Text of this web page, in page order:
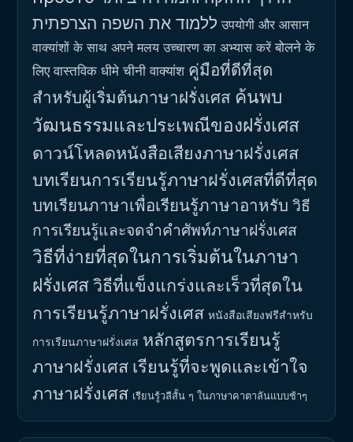
ללמוד את השפה הצרפתית उपयोगी और आसान
वाक्यांशों के साथ अपने मलय उच्चारण का अभ्यास करें बोलने के
लिए वास्तविक धीमे चीनी वाक्यांश คู่มือที่ดีที่สุด
สำหรับผู้เริ่มต้นภาษาฝรั่งเศส ค้นพบ
วัฒนธรรมและประเพณีของฝรั่งเศส
ดาวน์โหลดหนังสือเสียงภาษาฝรั่งเศส
บทเรียนการเรียนรู้ภาษาฝรั่งเศสที่ดีที่สุด
บทเรียนภาษาเพื่อเรียนรู้ภาษาอาหรับ วิธี
การเรียนรู้และจดจำคำศัพท์ภาษาฝรั่งเศส
วิธีที่ง่ายที่สุดในการเริ่มต้นในภาษา
ฝรั่งเศสวิธีที่แข็งแกร่งและเร็วที่สุดใน
การเรียนรู้ภาษาฝรั่งเศส หนังสือเสียงฟรีสำหรับ
การเรียนภาษาฝรั่งเศส หลักสูตรการเรียนรู้
ภาษาฝรั่งเศส เรียนรู้ที่จะพูดและเข้าใจ
ภาษาฝรั่งเศส เรียนรู้วลีสั้น ๆ ในภาษาคาตาลันแบบช้าๆ